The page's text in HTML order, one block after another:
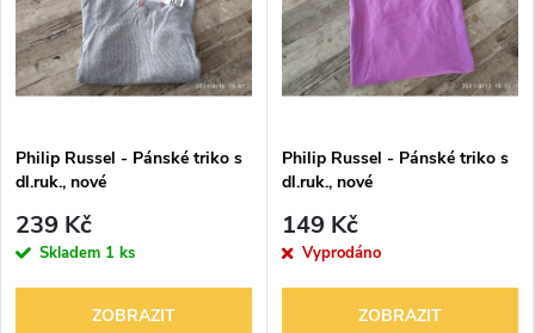
Philip Russel - Pánské triko s
dl.ruk., nové
239 Kč
Skladem 1 ks
ZOBRAZIT
Philip Russel - Pánské triko s
dl.ruk., nové
149 Kč
Vyprodáno
ZOBRAZIT